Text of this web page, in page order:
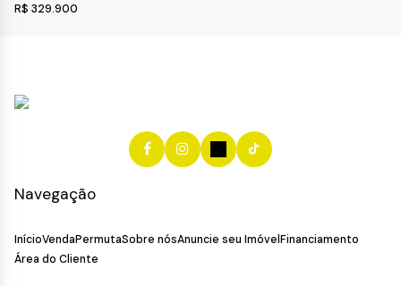
R$ 329.900
Navegação
InícioVendaPermutaSobre nósAnuncie seu Imóvel Financiamento
Área do Cliente